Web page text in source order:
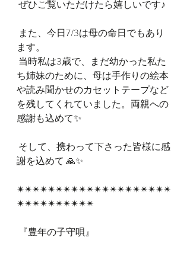
ぜひご覧いただけたら嬉しいです♪
ます。
ち姉妹のために、母は手作りの絵本
や読み聞かせのカセットテープなど
を残してくれていました。両親への
感謝も込めて✨
謝を込めて 🙏✨
✴︎︎✴︎✴︎✴︎✴︎✴︎✴︎✴︎✴︎✴︎✴︎✴︎✴︎✴︎✴︎✴︎✴︎✴︎✴︎✴︎
✴︎✴︎✴︎✴︎✴︎✴︎✴︎✴︎✴︎✴︎
『豊年の子守唄』